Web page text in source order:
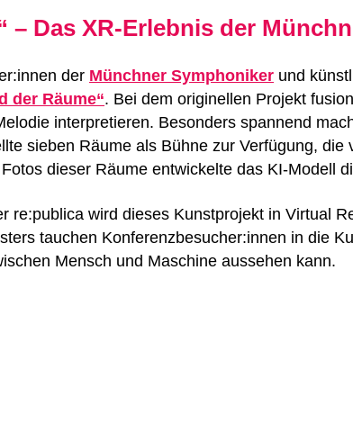
– Das XR-Erlebnis der
der Münchner Symphoniker und
der Räume“. Bei dem originellen Projekt
interpretieren. Besonders spannend
sieben Räume als Bühne zur Verfügung,
dieser Räume entwickelte das KI-Modell
re:publica wird dieses Kunstprojekt in Virtual
tauchen Konferenzbesucher:innen in die
Mensch und Maschine aussehen kann.